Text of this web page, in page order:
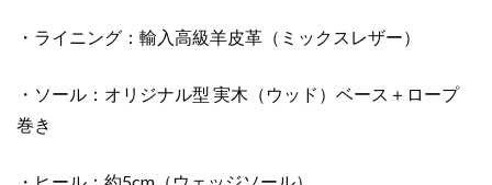
・ライニング：輸入高級羊皮革（ミックスレザー）
・ソール：オリジナル型 実木（ウッド）ベース＋ロープ
巻き
・ヒール：約5cm（ウェッジソール）